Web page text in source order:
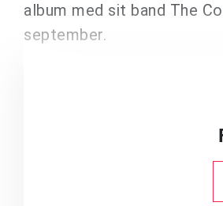
album med sit band The
september.